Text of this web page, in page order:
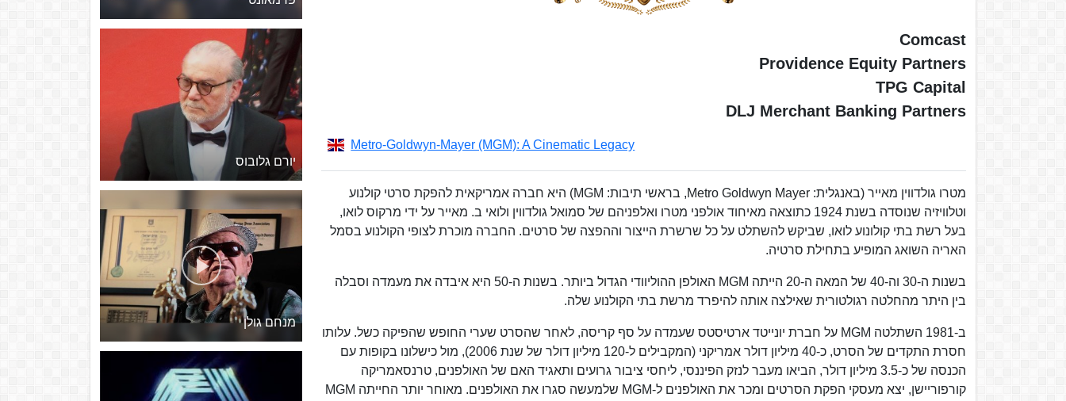
Comcast
Providence Equity Partners
TPG Capital
DLJ Merchant Banking Partners
Metro-Goldwyn-Mayer (MGM): A Cinematic Legacy
מטרו גולדווין מאייר (באנגלית: Metro Goldwyn Mayer, בראשי תיבות: MGM) היא חברה אמריקאית להפקת סרטי קולנוע
וטלוויזיה שנוסדה בשנת 1924 כתוצאה מאיחוד אולפני מטרו ואלפניהם של סמואל גולדווין ולואי ב. מאייר על ידי מרקוס לואו,
בעל רשת בתי קולונוע לואו, שביקש להשתלט על כל שרשרת הייצור וההפצה של סרטים. החברה מוכרת לצופי הקולנוע בסמל
האריה השואג המופיע בתחילת סרטיה.
בשנות ה-30 וה-40 של המאה ה-20 הייתה MGM האולפן ההוליוודי הגדול ביותר. בשנות ה-50 היא איבדה את מעמדה וסבלה
בין היתר מהחלטה רגולטורית שאילצה אותה להיפרד מרשת בתי הקולנוע שלה.
ב-1981 השתלטה MGM על חברת יונייטד ארטיסטס שעמדה על סף קריסה, לאחר שהסרט שערי החופש שהפיקה כשל. עלותו
חסרת התקדים של הסרט, כ-40 מיליון דולר אמריקני (המקבילים ל-120 מיליון דולר של שנת 2006), מול כישלונו בקופות עם
הכנסה של כ-3.5 מיליון דולר, הביאו מעבר לנזק הפיננסי, ליחסי ציבור גרועים ותאגיד האם של האולפנים, טרנסאמריקה
קורפוריישן, יצא מעסקי הפקת הסרטים ומכר את האולפנים ל-MGM שלמעשה סגרו את האולפנים. מאוחר יותר החייתה MGM
יורם גלובוס
מנחם גולן